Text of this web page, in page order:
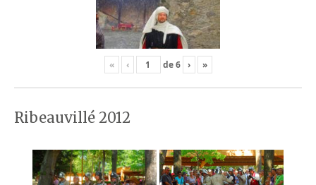
« ‹ de6 › »
Ribeauvillé 2012